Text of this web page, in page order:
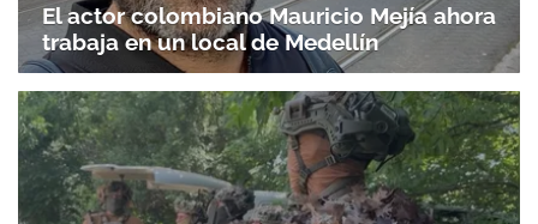
El actor colombiano Mauricio Mejía ahora
trabaja en un local de Medellín